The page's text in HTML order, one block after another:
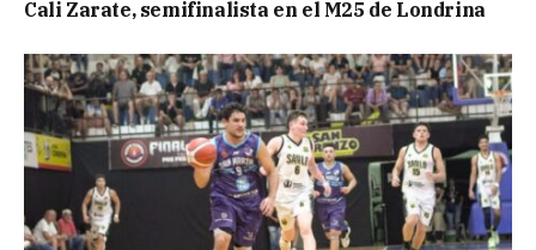
Cali Zarate, semifinalista en el M25 de Londrina